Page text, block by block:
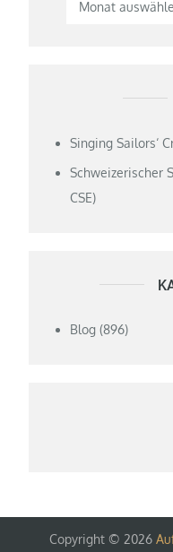
Singing Sailors‘
Schweizerischer
CSE)
Blog (896)
Copyright © 2026